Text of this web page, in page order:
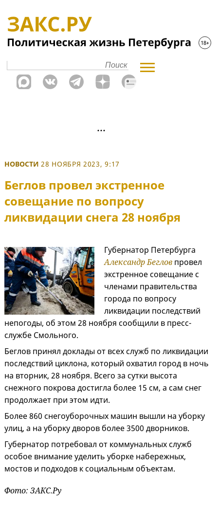
НОВОСТИ 28 НОЯБРЯ 2023, 9:17
Беглов провел экстренное
совещание по вопросу
ликвидации снега 28 ноября
Губернатор Петербурга
Александр Бегловпровел
экстренное совещание с
членами правительства
города по вопросу
ликвидации последствий
непогоды, об этом 28 ноября сообщили в пресс-
службе Смольного.
Беглов принял доклады от всех служб по ликвидации
последствий циклона, который охватил город в ночь
на вторник, 28 ноября. Всего за сутки высота
снежного покрова достигла более 15 см, а сам снег
продолжает при этом идти.
Более 860 снегоуборочных машин вышли на уборку
улиц, а на уборку дворов более 3500 дворников.
Губернатор потребовал от коммунальных служб
особое внимание уделить уборке набережных,
мостов и подходов к социальным объектам.
Фото: ЗАКС.Ру